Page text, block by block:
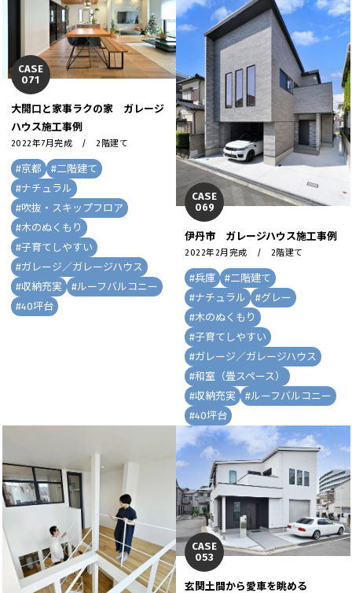
CASE
071
大開口と家事ラクの家 ガレージ
ハウス施工事例
2022年7月完成 / 2階建て
#京都 #二階建て
#ナチュラル
#吹抜・スキップフロア
#木のぬくもり
#子育てしやすい
#ガレージ／ガレージハウス
#収納充実 #ルーフバルコニー
#40坪台
CASE
069
伊丹市 ガレージハウス施工事例
2022年2月完成 / 2階建て
#兵庫 #二階建て
#ナチュラル #グレー
#木のぬくもり
#子育てしやすい
#ガレージ／ガレージハウス
#和室（畳スペース）
#収納充実 #ルーフバルコニー
#40坪台
CASE
053
玄関土間から愛車を眺める